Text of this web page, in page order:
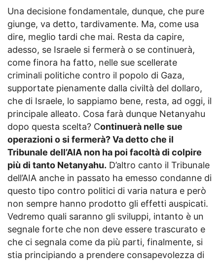
Una decisione fondamentale, dunque, che pure
giunge, va detto, tardivamente. Ma, come usa
dire, meglio tardi che mai. Resta da capire,
adesso, se Israele si fermerà o se continuerà,
come finora ha fatto, nelle sue scellerate
criminali politiche contro il popolo di Gaza,
supportate pienamente dalla civiltà del dollaro,
che di Israele, lo sappiamo bene, resta, ad oggi, il
principale alleato. Cosa farà dunque Netanyahu
dopo questa scelta? Continuerà nelle sue
operazioni o si fermerà? Va detto che il
Tribunale dell’AIA non ha poi facoltà di colpire
più di tanto Netanyahu. D’altro canto il Tribunale
dell’AIA anche in passato ha emesso condanne di
questo tipo contro politici di varia natura e però
non sempre hanno prodotto gli effetti auspicati.
Vedremo quali saranno gli sviluppi, intanto è un
segnale forte che non deve essere trascurato e
che ci segnala come da più parti, finalmente, si
stia principiando a prendere consapevolezza di